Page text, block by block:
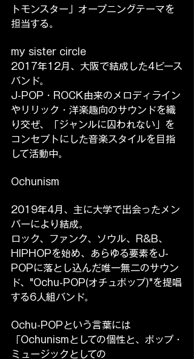
トモンスター」オープニングテーマを
担当する。
my sister circle
2017年12月、大阪で結成した4ピース
バンド。
J-POP・ROCK由来のメロディライン
やリリック・洋楽趣向のサウンドを織
り交ぜ、「ジャンルに囚われない」を
コンセプトにした音楽スタイルを目指
して活動中。
Ochunism
2019年4月、主に大学で出会ったメン
バーにより結成。
ロック、ファンク、ソウル、R&B、
HIPHOPを始め、あらゆる要素をJ-
POPに落とし込んだ唯一無二のサウン
ド、"Ochu-POP(オチュポップ)"を提唱
する6人組バンド。
Ochu-POPという言葉には
「Ochunismとしての個性と、ポップ・
ミュージックとしての